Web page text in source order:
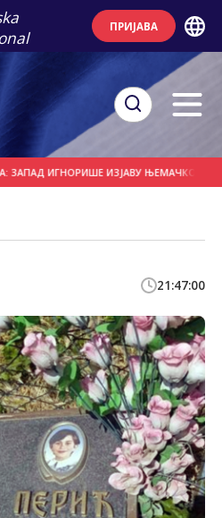
ПРИЈАВА
ИГНОРИШЕ ИЗЈАВУ ЊЕМАЧКОГ
21:47:00